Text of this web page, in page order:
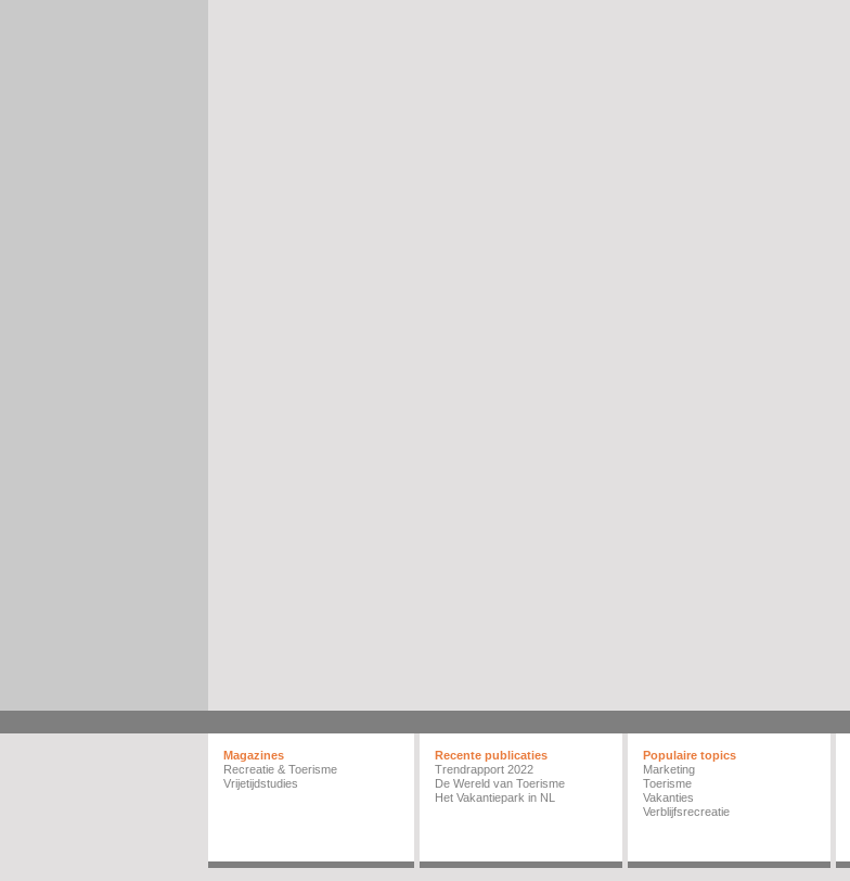
Magazines
Recreatie & Toerisme
Vrijetijdstudies
Recente publicaties
Trendrapport 2022
De Wereld van Toerisme
Het Vakantiepark in NL
Populaire topics
Marketing
Toerisme
Vakanties
Verblijfsrecreatie